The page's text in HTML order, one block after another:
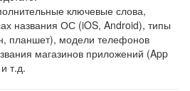
ключевые слова,
названия ОС (iOS, Android), типы
планшет), модели телефонов
магазинов приложений (App
т.д.